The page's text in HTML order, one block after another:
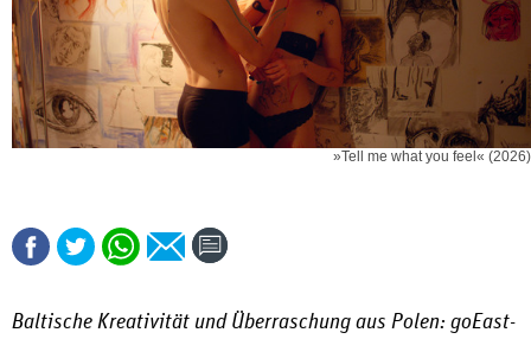
»Tell me what you feel« (2026)
Baltische Kreativität und Überraschung aus Polen: goEast-